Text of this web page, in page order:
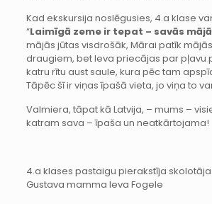
Kad ekskursija noslēgusies, 4.a klase
“Laimīgā zeme ir tepat – savās
mājās jūtas visdrošāk, Mārai patīk
draugiem, bet Ieva priecājas par pļavu
katru rītu aust saule, kura pēc tam
Tāpēc šī ir viņas īpašā vieta, jo viņa to
Valmiera, tāpat kā Latvija, – mums –
katram sava – īpaša un neatkārtojama!
4.a klases pastaigu pierakstīja
Gustava mamma Ieva Fogele